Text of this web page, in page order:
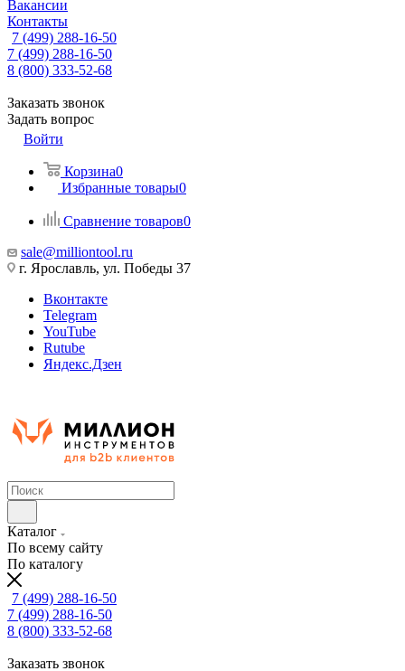
Вакансии
Контакты
7 (499) 288-16-50
7 (499) 288-16-50
8 (800) 333-52-68
Заказать звонок
Задать вопрос
Войти
Корзина0
Избранные товары0
Сравнение товаров0
sale@milliontool.ru
г. Ярославль, ул. Победы 37
Вконтакте
Telegram
YouTube
Rutube
Яндекс.Дзен
Каталог
По всему сайту
По каталогу
7 (499) 288-16-50
7 (499) 288-16-50
8 (800) 333-52-68
Заказать звонок